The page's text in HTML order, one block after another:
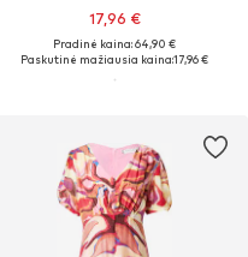
17,96 €
Pradinė kaina: 64,90 €
Paskutinė mažiausia kaina:17,96 €